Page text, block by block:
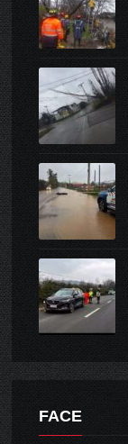
FACE